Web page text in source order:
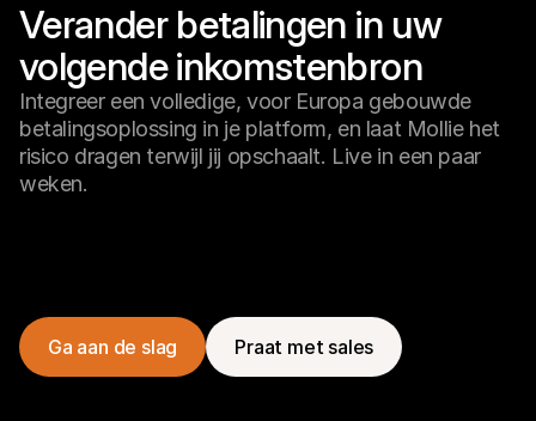
Verander betalingen in uw
volgende inkomstenbron
Integreer een volledige, voor Europa gebouwde
betalingsoplossing in je platform, en laat Mollie het
risico dragen terwijl jij opschaalt. Live in een paar
weken.
Ga aan de slag Praat met sales